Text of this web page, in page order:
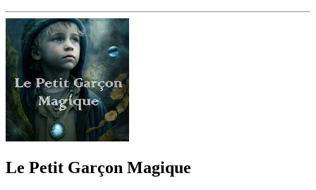
Le Petit Garçon Magique